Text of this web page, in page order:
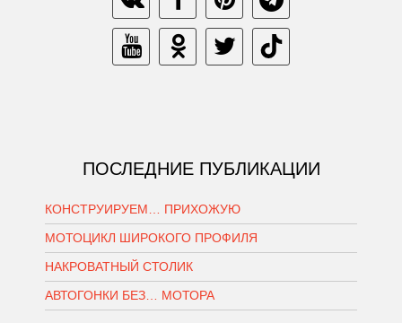
ПОСЛЕДНИЕ ПУБЛИКАЦИИ
КОНСТРУИРУЕМ… ПРИХОЖУЮ
МОТОЦИКЛ ШИРОКОГО ПРОФИЛЯ
НАКРОВАТНЫЙ СТОЛИК
АВТОГОНКИ БЕЗ… МОТОРА